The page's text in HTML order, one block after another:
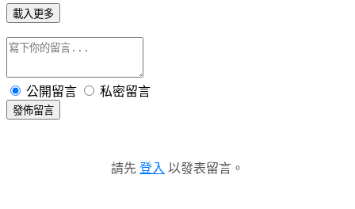
載入更多
公開留言 私密留言
發佈留言
請先 登入 以發表留言。